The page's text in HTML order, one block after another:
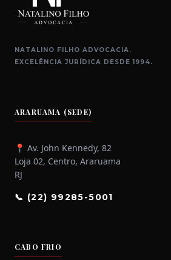
NATALINO FILHO ADVOCACIA.
EXCELÊNCIA JURÍDICA DESDE 1994.
ARARUAMA (SEDE)
📍 Av. John Kennedy, 82
Loja 02, Centro, Araruama
RJ
📞 (22) 99285-5001
CABO FRIO